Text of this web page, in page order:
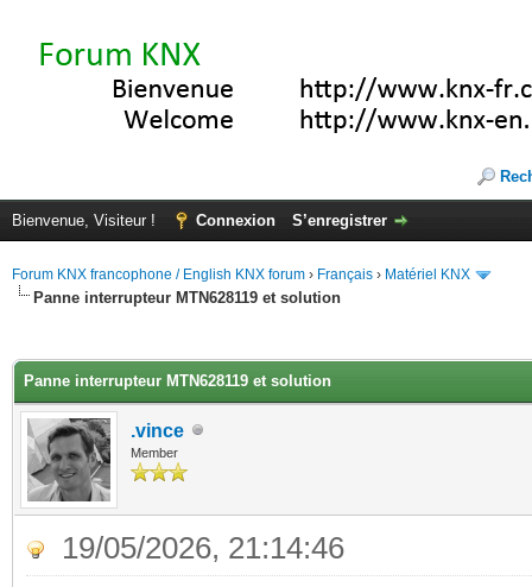
Bienvenue, Visiteur ! Connexion S’enregistrer
Forum KNX francophone / English KNX forum › Français › Matériel KNX
Panne interrupteur MTN628119 et solution
Panne interrupteur MTN628119 et solution
.vince
Member
19/05/2026, 21:14:46